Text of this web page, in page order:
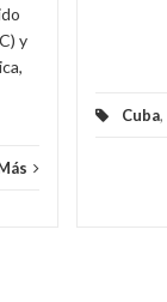
y
Cuba,